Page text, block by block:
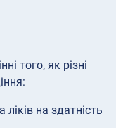
того, як різні
на здатність